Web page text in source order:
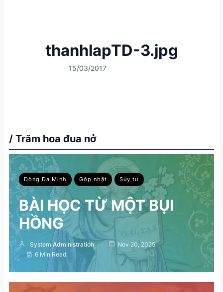
thanhlapTD-3.jpg
15/03/2017
/ Trăm hoa đua nở
Dòng Đa Minh Góp nhặt Suy tư
BÀI HỌC TỪ MỘT BỤI
HỒNG
System Administration
Nov 20, 2025
6 Min Read